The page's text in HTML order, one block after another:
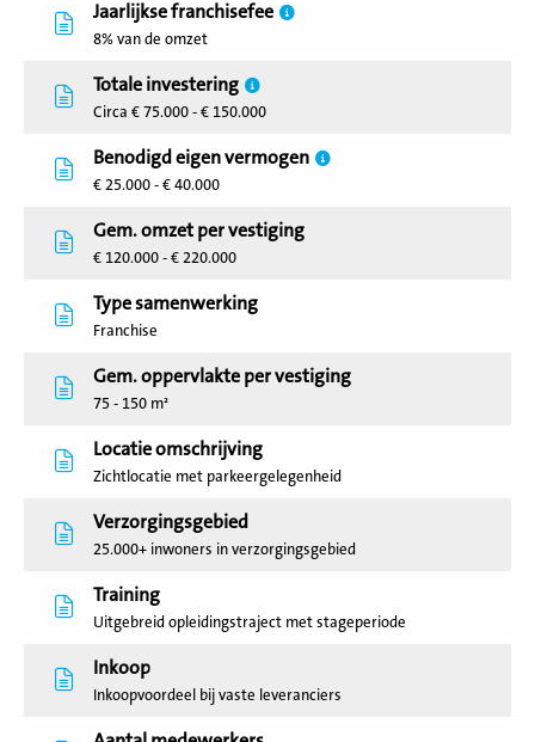
Jaarlijkse franchisefee
8% van de omzet
Totale investering
Circa € 75.000 - € 150.000
Benodigd eigen vermogen
€ 25.000 - € 40.000
Gem. omzet per vestiging
€ 120.000 - € 220.000
Type samenwerking
Franchise
Gem. oppervlakte per vestiging
75 - 150 m²
Locatie omschrijving
Zichtlocatie met parkeergelegenheid
Verzorgingsgebied
25.000+ inwoners in verzorgingsgebied
Training
Uitgebreid opleidingstraject met stageperiode
Inkoop
Inkoopvoordeel bij vaste leveranciers